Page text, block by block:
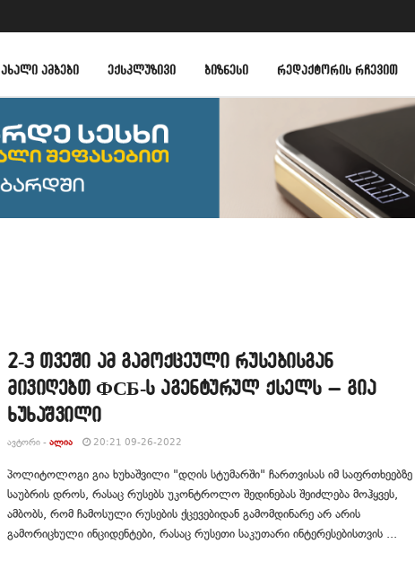
ᲐᲮᲐᲚᲘ ᲐᲛᲑᲔᲑᲘ ᲔᲥᲡᲙᲚᲣᲖᲘᲕᲘ ᲑᲘᲖᲜᲔᲡᲘ ᲠᲔᲓᲐᲥᲢᲝᲠᲘᲡ ᲠᲩᲔᲕᲘᲗ
2-3 თვეში ამ გამოქცეული რუსებისგან
მივიღებთ ФСБ-ს აგენტურულ ქსელს – გია
ხუხაშვილი
ᲐᲕᲢᲝᲠᲘ - ᲐᲚᲘᲐ 20:21 09-26-2022
პოლიტოლოგი გია ხუხაშვილი "დღის სტუმარში" ჩართვისას იმ საფრთხეებზე
საუბრის დროს, რასაც რუსებს უკონტროლო შედინებას შეიძლება მოჰყვეს,
ამბობს, რომ ჩამოსული რუსების ქცევებიდან გამომდინარე არ არის
გამორიცხული ინციდენტები, რასაც რუსეთი საკუთარი ინტერესებისთვის ...